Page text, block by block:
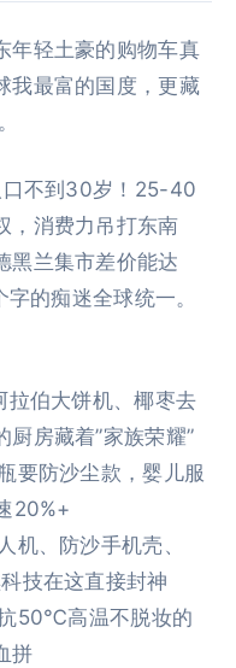
年轻土豪的购物车真
我最富的国度，更藏
口不到30岁！25-40
，消费力吊打东南
黑兰集市差价能达
的痴迷全球统一。
伯大饼机、椰枣去
房藏着”家族荣耀”
要防沙尘款，婴儿服
20%+
机、防沙手机壳、
技在这直接封神
50℃高温不脱妆的
拼